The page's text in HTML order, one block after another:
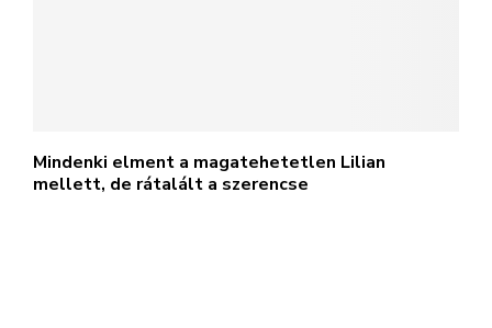
Mindenki elment a magatehetetlen Lilian
mellett, de rátalált a szerencse